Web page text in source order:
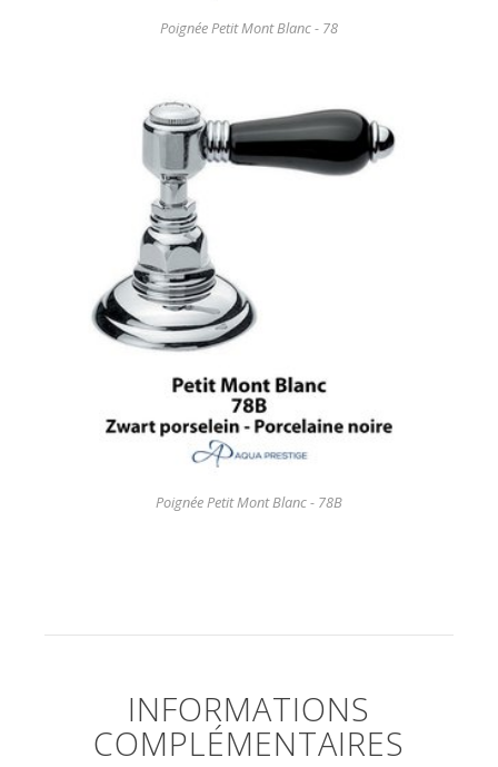
Poignée Petit Mont Blanc - 78
Poignée Petit Mont Blanc - 78B
INFORMATIONS
COMPLÉMENTAIRES